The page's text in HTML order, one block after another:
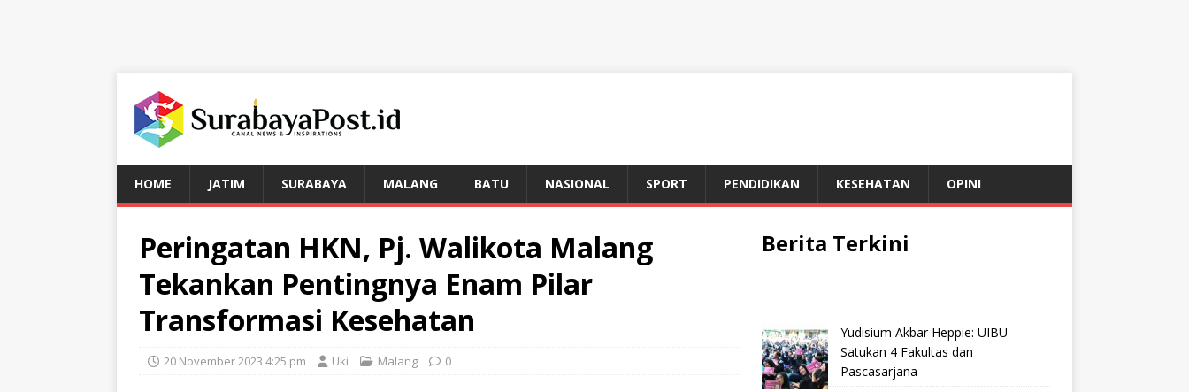
HOME JATIM SURABAYA MALANG BATU NASIONAL SPORT PENDIDIKAN KESEHATAN OPINI
Peringatan HKN, Pj. Walikota Malang
Tekankan Pentingnya Enam Pilar
Transformasi Kesehatan
20 November 2023 4:25 pm Uki Malang 0
Berita Terkini
Yudisium Akbar Heppie: UIBU
Satukan 4 Fakultas dan
Pascasarjana